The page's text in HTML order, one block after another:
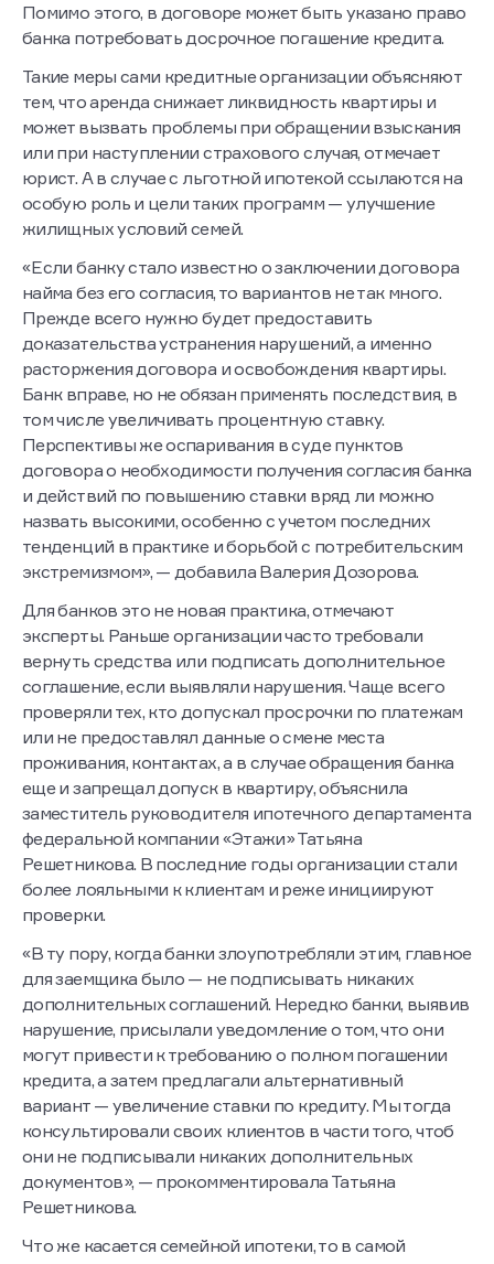
Помимо этого, в договоре может быть указано право
банка потребовать досрочное погашение кредита.
Такие меры сами кредитные организации объясняют
тем, что аренда снижает ликвидность квартиры и
может вызвать проблемы при обращении взыскания
или при наступлении страхового случая, отмечает
юрист. А в случае с льготной ипотекой ссылаются на
особую роль и цели таких программ — улучшение
жилищных условий семей.
«Если банку стало известно о заключении договора
найма без его согласия, то вариантов не так много.
Прежде всего нужно будет предоставить
доказательства устранения нарушений, а именно
расторжения договора и освобождения квартиры.
Банк вправе, но не обязан применять последствия, в
том числе увеличивать процентную ставку.
Перспективы же оспаривания в суде пунктов
договора о необходимости получения согласия банка
и действий по повышению ставки вряд ли можно
назвать высокими, особенно с учетом последних
тенденций в практике и борьбой с потребительским
экстремизмом», — добавила Валерия Дозорова.
Для банков это не новая практика, отмечают
эксперты. Раньше организации часто требовали
вернуть средства или подписать дополнительное
соглашение, если выявляли нарушения. Чаще всего
проверяли тех, кто допускал просрочки по платежам
или не предоставлял данные о смене места
проживания, контактах, а в случае обращения банка
еще и запрещал допуск в квартиру, объяснила
заместитель руководителя ипотечного департамента
федеральной компании «Этажи» Татьяна
Решетникова. В последние годы организации стали
более лояльными к клиентам и реже инициируют
проверки.
«В ту пору, когда банки злоупотребляли этим, главное
для заемщика было — не подписывать никаких
дополнительных соглашений. Нередко банки, выявив
нарушение, присылали уведомление о том, что они
могут привести к требованию о полном погашении
кредита, а затем предлагали альтернативный
вариант — увеличение ставки по кредиту. Мы тогда
консультировали своих клиентов в части того, чтоб
они не подписывали никаких дополнительных
документов», — прокомментировала Татьяна
Решетникова.
Что же касается семейной ипотеки, то в самой